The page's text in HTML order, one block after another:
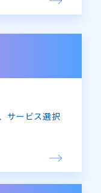
サービス選択